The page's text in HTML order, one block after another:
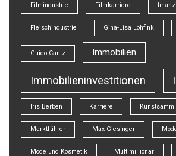
Filmindustrie Filmkarriere
Fleischindustrie Gina-Lisa Lohfink
Guido Cantz Immobilien
Immobilieninvestitionen
Iris Berben Karriere
Marktführer Max Giesinger
Mode und Kosmetik Multimillionär